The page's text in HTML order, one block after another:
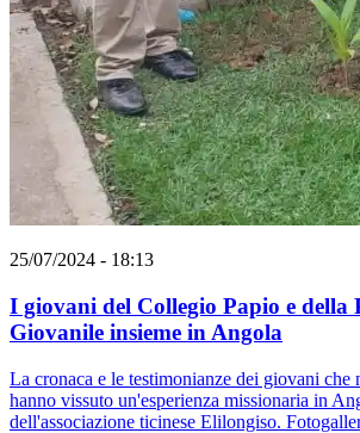
25/07/2024 - 18:13
I giovani del Collegio Papio e della
Giovanile insieme in Angola
La cronaca e le testimonianze dei giovani che
hanno vissuto un'esperienza missionaria in
dell'associazione ticinese Elilongiso.